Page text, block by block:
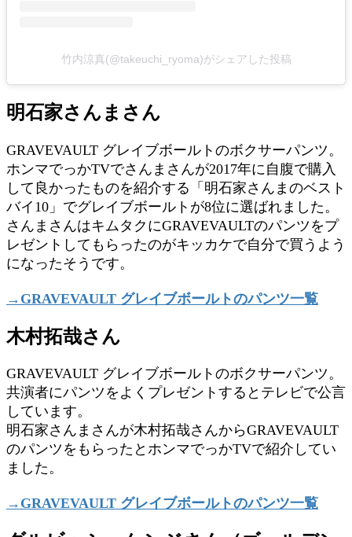
竹内涼真(@takeuchi_ryoma)がシェアした投稿
明石家さんまさん
GRAVEVAULT グレイブボールトのボクサーパンツ。
ホンマでっかTVでさんまさんが2017年に自腹で購入
して良かったものを紹介する「明石家さんまのベスト
バイ10」でグレイブボールトが8位に選ばれました。
さんまさんはキムタクにGRAVEVAULTのパンツをプ
レゼントしてもらったのがキッカケで自分で買うよう
になったそうです。
→GRAVEVAULT グレイブボールトのパンツ一覧
木村拓哉さん
GRAVEVAULT グレイブボールトのボクサーパンツ。
共演者にパンツをよくプレゼントするとテレビで公言
しています。
明石家さんまさんが木村拓哉さんからGRAVEVAULT
のパンツをもらったとホンマでっかTVで紹介してい
ました。
→GRAVEVAULT グレイブボールトのパンツ一覧